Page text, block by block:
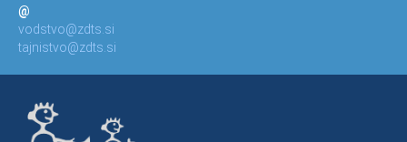
@
vodstvo@zdts.si
tajnistvo@zdts.si